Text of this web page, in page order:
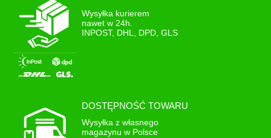
Wysyłka kurierem
nawet w 24h.
INPOST, DHL, DPD, GLS
DOSTĘPNOŚĆ TOWARU
Wysyłka z własnego
magazynu w Polsce